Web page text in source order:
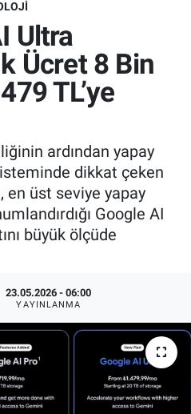
Ultra
Ücret 8 Bin
TL’ye
ardından yapay
dikkat çeken
üst seviye yapay
Google AI
büyük ölçüde
23.05.2026 - 06:00
YAYINLANMA